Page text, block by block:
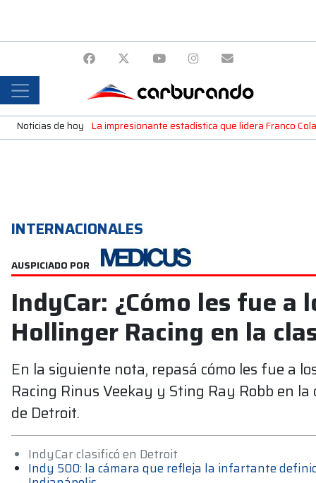
Noticias de hoy La impresionante estadística que lidera Franco
INTERNACIONALES
AUSPICIADO POR
IndyCar: ¿Cómo les fue a
Hollinger Racing en la
En la siguiente nota, repasá cómo les fue a
Racing Rinus Veekay y Sting Ray Robb en
de Detroit.
IndyCar clasificó en Detroit
Indy 500: la cámara que refleja la infartante